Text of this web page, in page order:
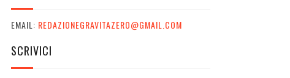
EMAIL: REDAZIONEGRAVITAZERO@GMAIL.COM
SCRIVICI